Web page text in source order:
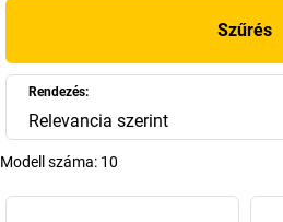
Szűrés
Rendezés:
Relevancia szerint
Modell száma: 10